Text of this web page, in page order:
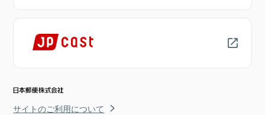
サイトのご利用について